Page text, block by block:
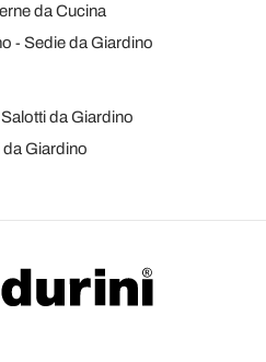
da Cucina
Sedie da Giardino
Salotti da Giardino
da Giardino